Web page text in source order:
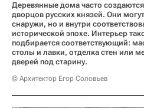
Деревянные дома часто
дворцов русских князей. Они
снаружи, но и внутри
исторической эпохе. Интерьер
подбирается соответствующий:
столы и лавки, отделка стен или
дверей под старину.
© Архитектор Егор Соловьев